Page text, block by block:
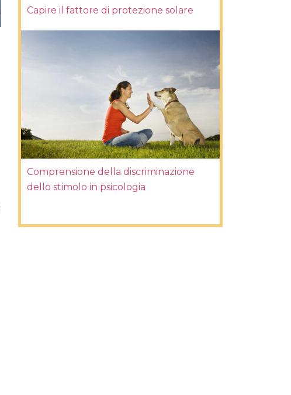
Capire il fattore di protezione solare
Comprensione della discriminazione
dello stimolo in psicologia